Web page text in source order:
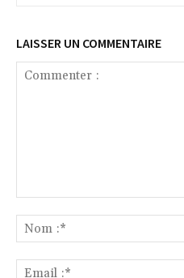
LAISSER UN COMMENTAIRE